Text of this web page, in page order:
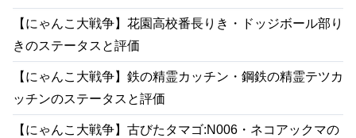
【にゃんこ大戦争】花園高校番長りき・ドッジボール部り
きのステータスと評価
【にゃんこ大戦争】鉄の精霊カッチン・鋼鉄の精霊テツカ
ッチンのステータスと評価
【にゃんこ大戦争】古びたタマゴ:N006・ネコアックマの